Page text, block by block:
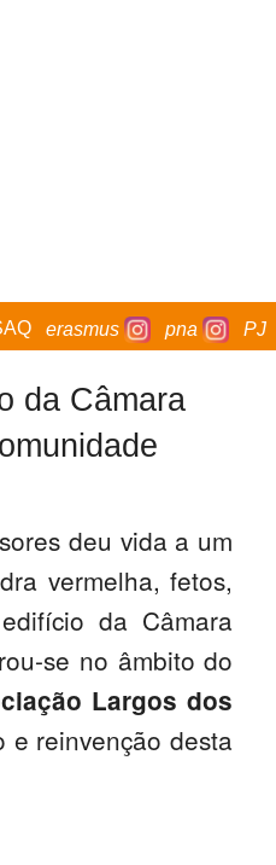
erasmus pna PJ
da Câmara
deu vida a um
vermelha, fetos,
da Câmara
se no âmbito do
Largos dos
e reinvenção desta